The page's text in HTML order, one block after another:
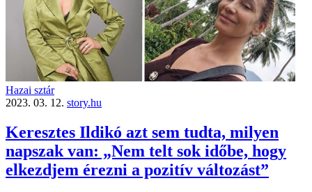
Hazai sztár
2023. 03. 12. story.hu
Keresztes Ildikó azt sem tudta, milyen
napszak van: „Nem telt sok időbe, hogy
elkezdjem érezni a pozitív változást”